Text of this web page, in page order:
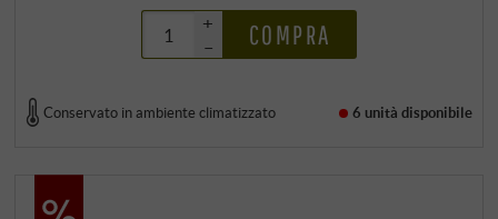
+
–
COMPRA
Conservato in ambiente climatizzato 6 unità disponibile